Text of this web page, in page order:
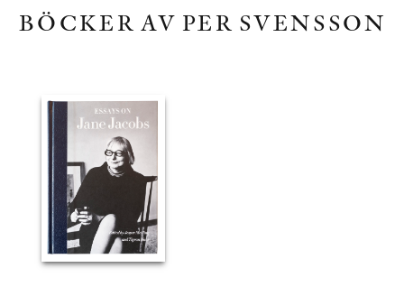
BÖCKER AV PER SVENSSON